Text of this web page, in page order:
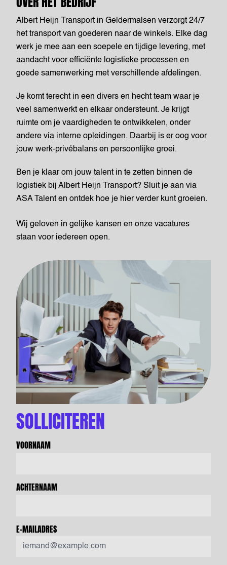
Albert Heijn Transport in Geldermalsen verzorgt 24/7
het transport van goederen naar de winkels. Elke dag
werk je mee aan een soepele en tijdige levering, met
aandacht voor efficiënte logistieke processen en
goede samenwerking met verschillende afdelingen.
Je komt terecht in een divers en hecht team waar je
veel samenwerkt en elkaar ondersteunt. Je krijgt
ruimte om je vaardigheden te ontwikkelen, onder
andere via interne opleidingen. Daarbij is er oog voor
jouw werk-privébalans en persoonlijke groei.
Ben je klaar om jouw talent in te zetten binnen de
logistiek bij Albert Heijn Transport? Sluit je aan via
ASA Talent en ontdek hoe je hier verder kunt groeien.
Wij geloven in gelijke kansen en onze vacatures
staan voor iedereen open.
SOLLICITEREN
VOORNAAM
ACHTERNAAM
E-MAILADRES